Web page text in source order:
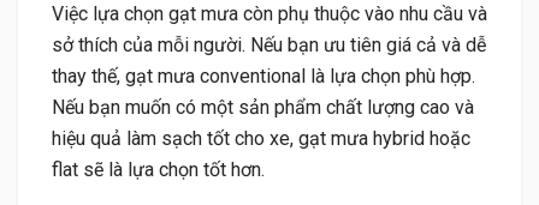
Việc lựa chọn gạt mưa còn phụ thuộc vào nhu cầu và
sở thích của mỗi người. Nếu bạn ưu tiên giá cả và dễ
thay thế, gạt mưa conventional là lựa chọn phù hợp.
Nếu bạn muốn có một sản phẩm chất lượng cao và
hiệu quả làm sạch tốt cho xe, gạt mưa hybrid hoặc
flat sẽ là lựa chọn tốt hơn.